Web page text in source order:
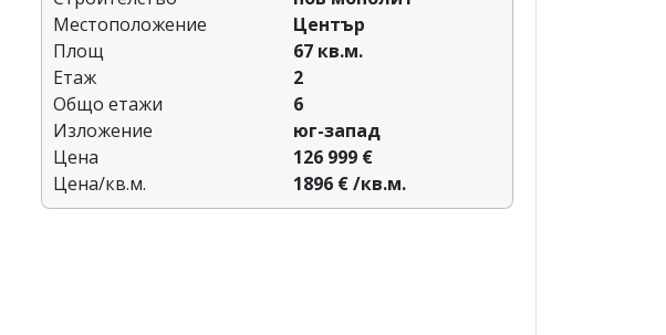
Местоположение
Център
Площ
67 кв.м.
Етаж
2
Общо етажи
6
Изложение
юг-запад
Цена
126 999 €
Цена/кв.м.
1896 € /кв.м.